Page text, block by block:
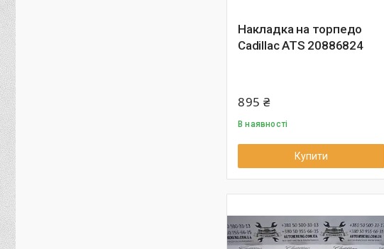
Накладка на торпедо
Cadillac ATS 20886824
895 ₴
В наявності
Купити